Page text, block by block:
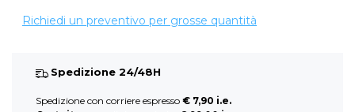
Richiedi un preventivo per grosse quantità
Spedizione 24/48H
Spedizione con corriere espresso € 7,90 i.e.